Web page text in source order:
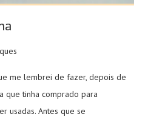
me lembrei de fazer, depois de
que tinha comprado para
usadas. Antes que se